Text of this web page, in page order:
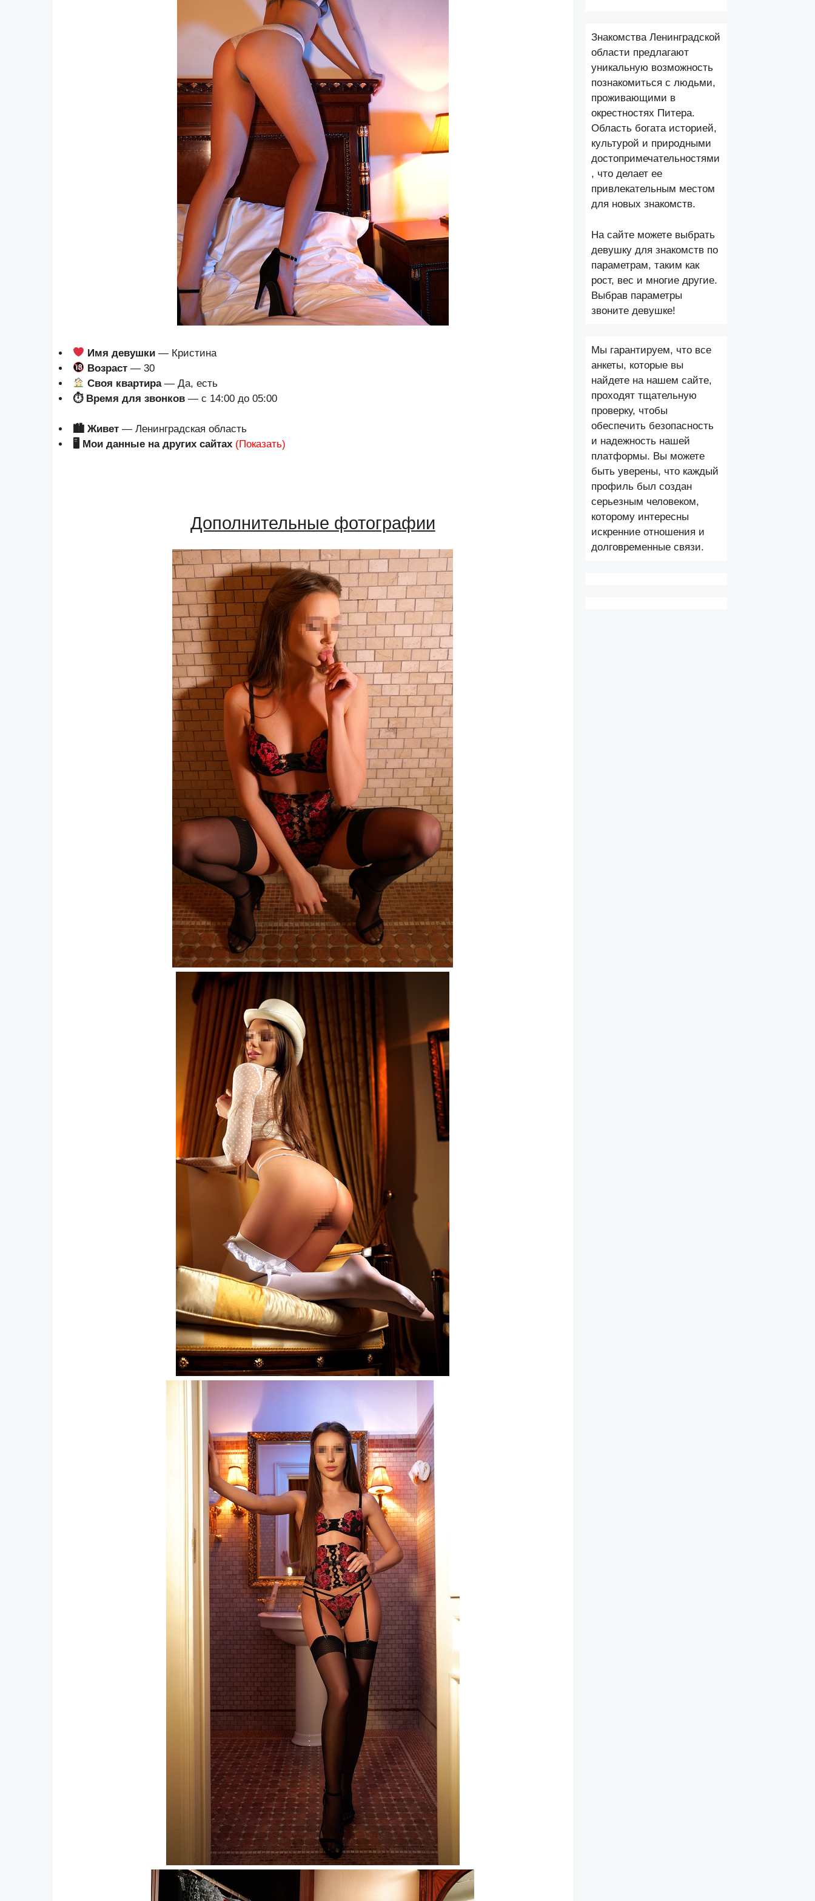
Имя девушки — Кристина
Возраст — 30
Своя квартира— Да, есть
⏱ Время для звонков — с 14:00 до 05:00
🏙 Живет — Ленинградская область
🖥 Мои данные на других сайтах (Показать)
Дополнительные фотографии
Знакомства Ленинградской
области предлагают
уникальную возможность
познакомиться с людьми,
проживающими в
окрестностях Питера.
Область богата историей,
культурой и природными
достопримечательностями
, что делает ее
привлекательным местом
для новых знакомств.
На сайте можете выбрать
девушку для знакомств по
параметрам, таким как
рост, вес и многие другие.
Выбрав параметры
звоните девушке!
Мы гарантируем, что все
анкеты, которые вы
найдете на нашем сайте,
проходят тщательную
проверку, чтобы
обеспечить безопасность
и надежность нашей
платформы. Вы можете
быть уверены, что каждый
профиль был создан
серьезным человеком,
которому интересны
искренние отношения и
долговременные связи.